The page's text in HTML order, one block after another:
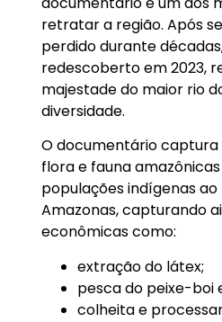
retratar a região. Após
perdido durante
redescoberto em 2023,
majestade do maior rio
diversidade.
O documentário
flora e fauna
populações indígenas ao
Amazonas, capturando
econômicas como:
extração do látex;
pesca do peixe-boi
colheita e